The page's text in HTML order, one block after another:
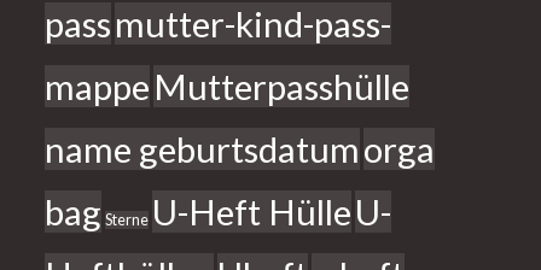
passmutter-kind-pass-
mappe Mutterpasshülle
name geburtsdatumorga
bag Sterne U-Heft HülleU-